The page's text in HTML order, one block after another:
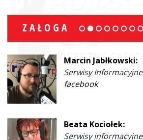
ZAŁOGA
Marcin Jabłkowski:
Serwisy Informacyjne
facebook
Beata Kociołek:
Serwisy informacyjne